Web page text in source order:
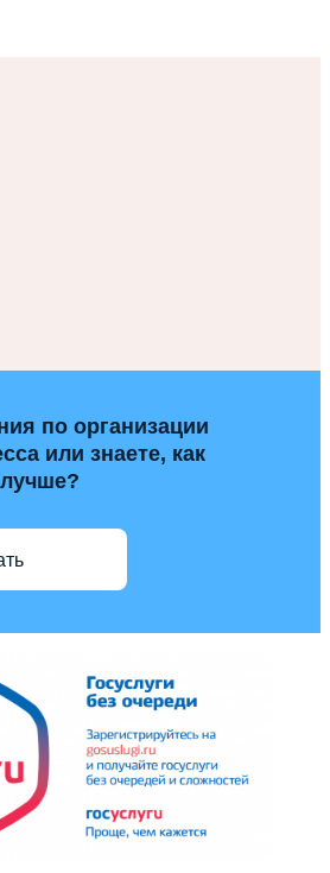
по организации
или знаете, как